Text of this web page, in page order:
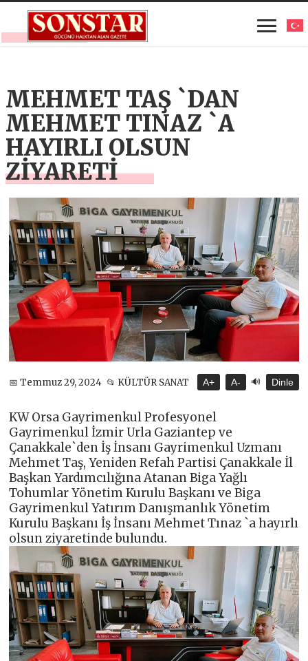
MEHMET TAŞ `DAN
MEHMET TINAZ `A
HAYIRLI OLSUN
ZİYARETİ
📅 Temmuz 29, 2024 📂 KÜLTÜR SANAT A+ A- 🔊 Dinle
KW Orsa Gayrimenkul Profesyonel
Gayrimenkul İzmir Urla Gaziantep ve
Çanakkale`den İş İnsanı Gayrimenkul Uzmanı
Mehmet Taş, Yeniden Refah Partisi Çanakkale İl
Başkan Yardımcılığına Atanan Biga Yağlı
Tohumlar Yönetim Kurulu Başkanı ve Biga
Gayrimenkul Yatırım Danışmanlık Yönetim
Kurulu Başkanı İş İnsanı Mehmet Tınaz `a hayırlı
olsun ziyaretinde bulundu.